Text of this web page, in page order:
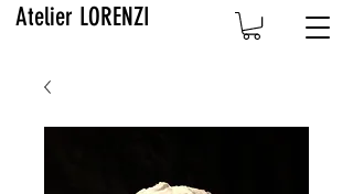
Atelier LORENZI